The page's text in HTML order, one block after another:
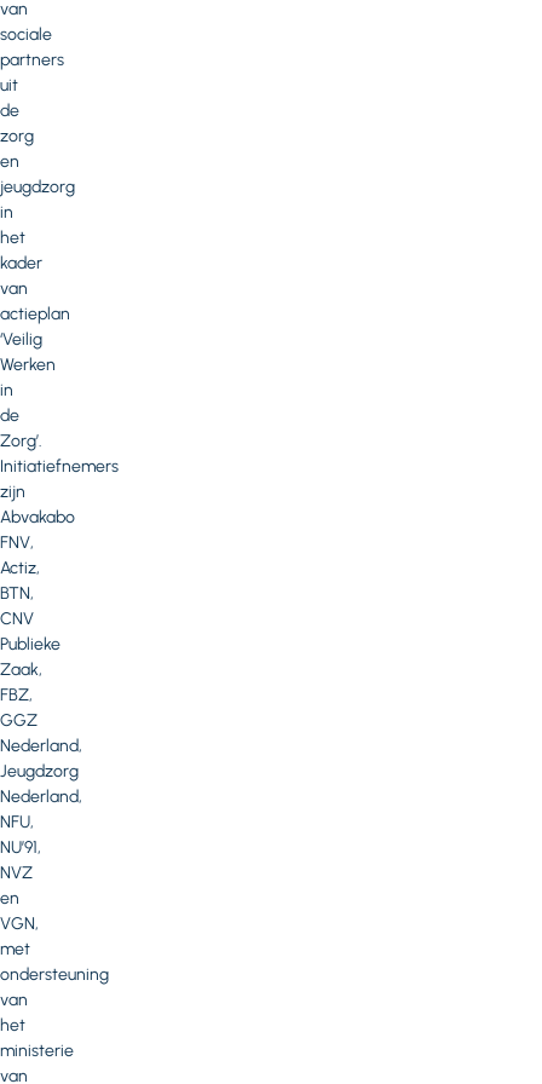
van
sociale
partners
uit
de
zorg
en
jeugdzorg
in
het
kader
van
actieplan
‘Veilig
Werken
in
de
Zorg’.
Initiatiefnemers
zijn
Abvakabo
FNV,
Actiz,
BTN,
CNV
Publieke
Zaak,
FBZ,
GGZ
Nederland,
Jeugdzorg
Nederland,
NFU,
NU’91,
NVZ
en
VGN,
met
ondersteuning
van
het
ministerie
van